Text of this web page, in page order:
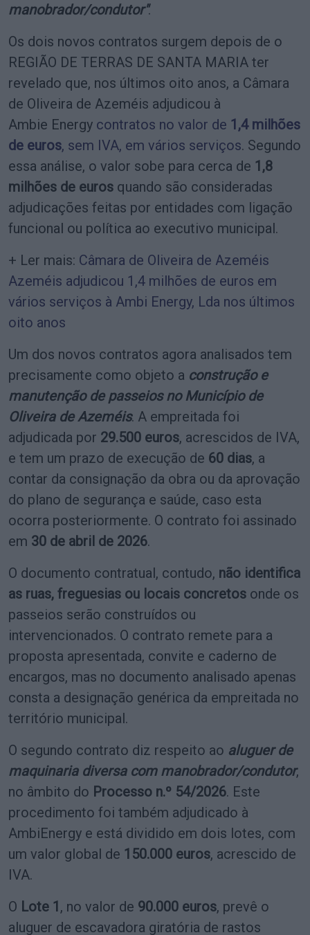
manobrador/condutor".
Os dois novos contratos surgem depois de o
REGIÃO DE TERRAS DE SANTA MARIA ter
revelado que, nos últimos oito anos, a Câmara
de Oliveira de Azeméis adjudicou à
Ambie Energy contratos no valor de 1,4 milhões
de euros, sem IVA, em vários serviços. Segundo
essa análise, o valor sobe para cerca de 1,8
milhões de euros quando são consideradas
adjudicações feitas por entidades com ligação
funcional ou política ao executivo municipal.
+ Ler mais: Câmara de Oliveira de Azeméis
Azeméis adjudicou 1,4 milhões de euros em
vários serviços à Ambi Energy, Lda nos últimos
oito anos
Um dos novos contratos agora analisados tem
precisamente como objeto a construção e
manutenção de passeios no Município de
Oliveira de Azeméis. A empreitada foi
adjudicada por 29.500 euros, acrescidos de IVA,
e tem um prazo de execução de 60 dias, a
contar da consignação da obra ou da aprovação
do plano de segurança e saúde, caso esta
ocorra posteriormente. O contrato foi assinado
em 30 de abril de 2026.
O documento contratual, contudo, não identifica
as ruas, freguesias ou locais concretos onde os
passeios serão construídos ou
intervencionados. O contrato remete para a
proposta apresentada, convite e caderno de
encargos, mas no documento analisado apenas
consta a designação genérica da empreitada no
território municipal.
O segundo contrato diz respeito ao aluguer de
maquinaria diversa com manobrador/condutor,
no âmbito do Processo n.º 54/2026. Este
procedimento foi também adjudicado à
AmbiEnergy e está dividido em dois lotes, com
um valor global de 150.000 euros, acrescido de
IVA.
O Lote 1 , no valor de 90.000 euros, prevê o
aluguer de escavadora giratória de rastos